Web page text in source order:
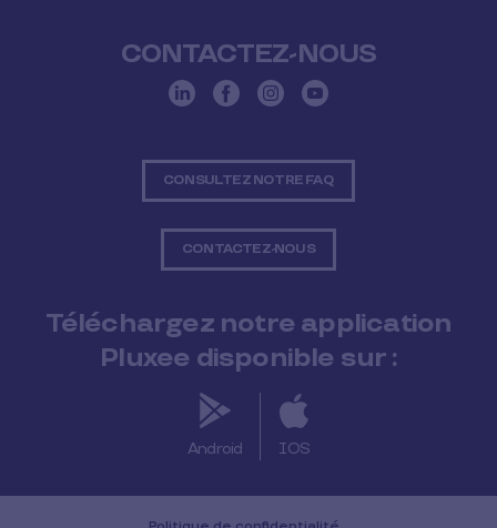
CONTACTEZ-NOUS
CONSULTEZ NOTRE FAQ
CONTACTEZ-NOUS
Téléchargez notre application
Pluxee disponible sur :
Android IOS